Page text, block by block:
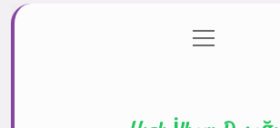
Gizlilik Politikası
menüyü
aç